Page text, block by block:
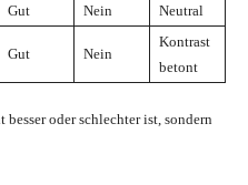
Gut Nein Neutral
Gut Nein
Kontrast
betont
oder schlechter ist, sondern